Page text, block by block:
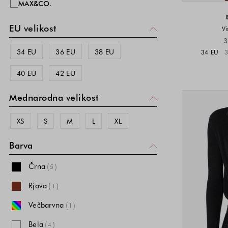
MAX&CO.
EU velikost
34 EU 36 EU 38 EU
40 EU 42 EU
Mednarodna velikost
XS S M L XL
Barva
Črna (5 )
Rjava ( 1 )
Večbarvna ( 1 )
Bela (4 )
34 EU